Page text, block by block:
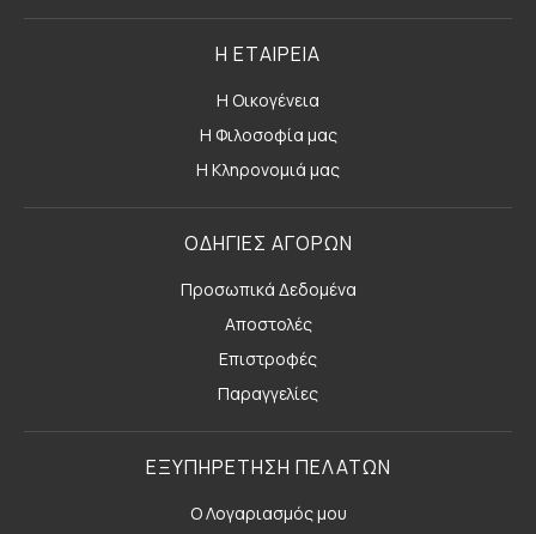
Η ΕΤΑΙΡΕΙΑ
Η Οικογένεια
Η Φιλοσοφία μας
Η Κληρονομιά μας
ΟΔΗΓΙΕΣ ΑΓΟΡΩΝ
Προσωπικά Δεδομένα
Αποστολές
Επιστροφές
Παραγγελίες
ΕΞΥΠΗΡΕΤΗΣΗ ΠΕΛΑΤΩΝ
Ο Λογαριασμός μου